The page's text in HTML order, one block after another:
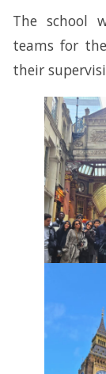
The school
teams for
their